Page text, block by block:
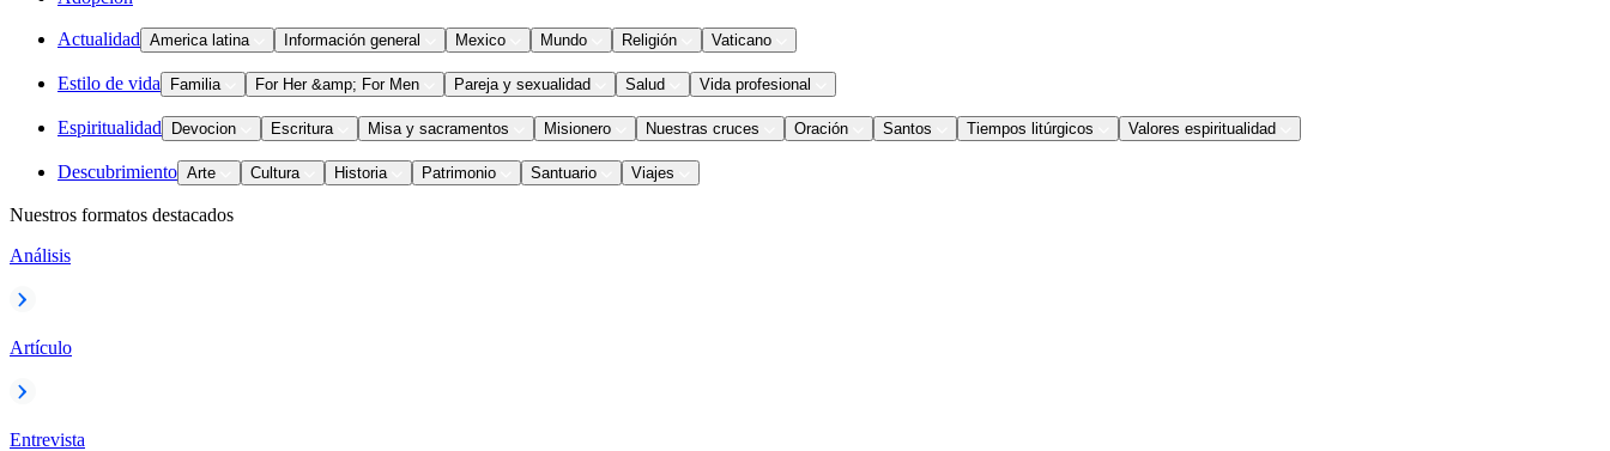
Actualidad America latina Información general Mexico Mundo Religión Vaticano
Estilo de vida Familia For Her &amp; For Men Pareja y sexualidad Salud Vida profesional
Espiritualidad Devocion Escritura Misa y sacramentos Misionero Nuestras cruces Oración Santos Tiempos litúrgicos Valores espiritualidad
Descubrimiento Arte Cultura Historia Patrimonio Santuario Viajes
Nuestros formatos destacados
Análisis
Artículo
Entrevista